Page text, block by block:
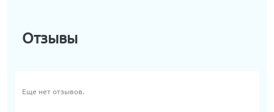
Отзывы
Еще нет отзывов.